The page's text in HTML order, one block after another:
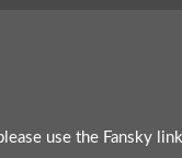
use the Fansky